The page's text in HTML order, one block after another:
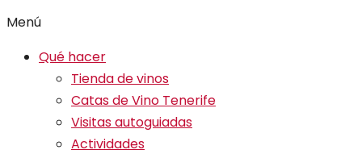
Menú
Qué hacer
Tienda de vinos
Catas de Vino Tenerife
Visitas autoguiadas
Actividades